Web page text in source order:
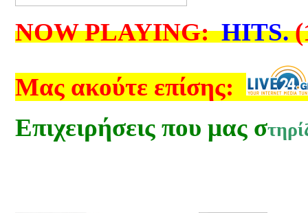
NOW PLAYING:HITS.
Μας ακούτε επίσης:
Επιχειρήσεις που μας σ